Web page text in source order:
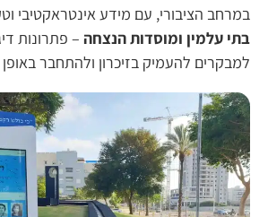
במרחב הציבורי, עם מידע אינטראקטיבי
בתי עלמין ומוסדות הנצחה– פתרונות
למבקרים להעמיק בזיכרוןולהתחבר באופן